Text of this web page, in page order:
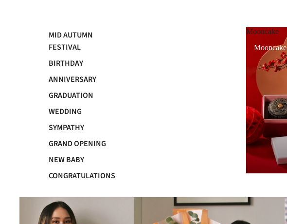
MID AUTUMN
FESTIVAL
BIRTHDAY
ANNIVERSARY
GRADUATION
WEDDING
SYMPATHY
GRAND OPENING
NEW BABY
CONGRATULATIONS
Mooncake
Mooncake